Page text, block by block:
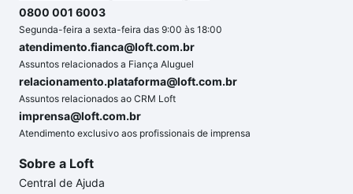
0800 001 6003
Segunda-feira a sexta-feira das 9:00 às 18:00
atendimento.fianca@loft.com.br
Assuntos relacionados a Fiança Aluguel
relacionamento.plataforma@loft.com.br
Assuntos relacionados ao CRM Loft
imprensa@loft.com.br
Atendimento exclusivo aos profissionais de imprensa
Sobre a Loft
Central de Ajuda